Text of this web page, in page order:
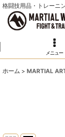
格闘技用品・トレーニ
メニュー
ホーム > MARTIAL